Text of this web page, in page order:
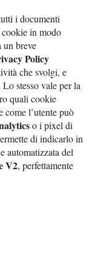
i documenti
in modo
un breve
Policy
che svolgi, e
stesso vale per la
quali cookie
come l’utente può
o i pixel di
di indicarlo in
automatizzata del
V2, perfettamente